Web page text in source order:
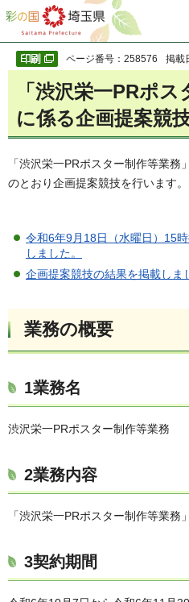
彩の国 埼玉県
ページ番号：258576 掲載
「渋沢栄一PRポス
に係る企画提案競
「渋沢栄一PRポスター制作等業
のとおり企画提案競技を行います。
令和6年9月18日（水曜日）15
しました。
企画提案競技の結果を掲載しま
業務の概要
1業務名
渋沢栄一PRポスター制作等業務
2業務内容
「渋沢栄一PRポスター制作等業務
3契約期間